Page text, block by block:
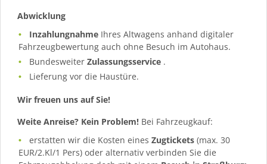
Abwicklung
Inzahlungnahme Ihres Altwagens anhand digitaler
Fahrzeugbewertung auch ohne Besuch im Autohaus.
BundesweiterZulassungsservice .
Lieferung vor die Haustüre.
Wir freuen uns auf Sie!
Weite Anreise? Kein Problem! Bei Fahrzeugkauf:
erstatten wir die Kosten einesZugtickets (max. 30
EUR/2.Kl/1 Pers) oder alternativ verbinden Sie die